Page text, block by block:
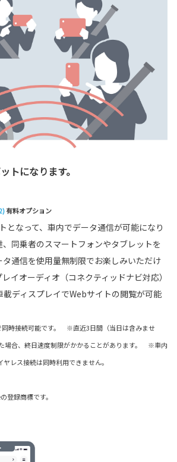
トになります。
有料オプション
となって、車内でデータ通信が可能になり
、同乗者のスマートフォンやタブレットを
通信を使用量無制限でお楽しみいただけ
イオーディオ（コネクティッドナビ対応）
ディスプレイでWebサイトの閲覧が可能
時接続可能です。 ※直近3日間（当日は含みませ
場合、終日速度制限がかかることがあります。 ※車内
レス接続は同時利用できません。
登録商標です。